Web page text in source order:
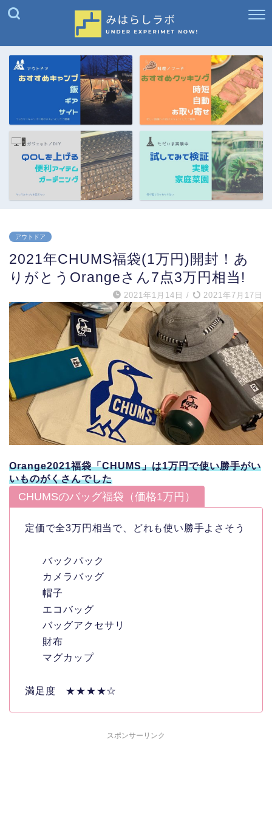
アウトドア
2021年CHUMS福袋(1万円)開封！あ
りがとうOrangeさん7点3万円相当!
2021年1月14日 / 2021年7月17日
Orange2021福袋「CHUMS」は1万円で使い勝手がい
いものがくさんでした
CHUMSのバッグ福袋（価格1万円）
定価で全3万円相当で、どれも使い勝手よさそう
バックパック
カメラバッグ
帽子
エコバッグ
バッグアクセサリ
財布
マグカップ
満足度 ★★★★☆
スポンサーリンク